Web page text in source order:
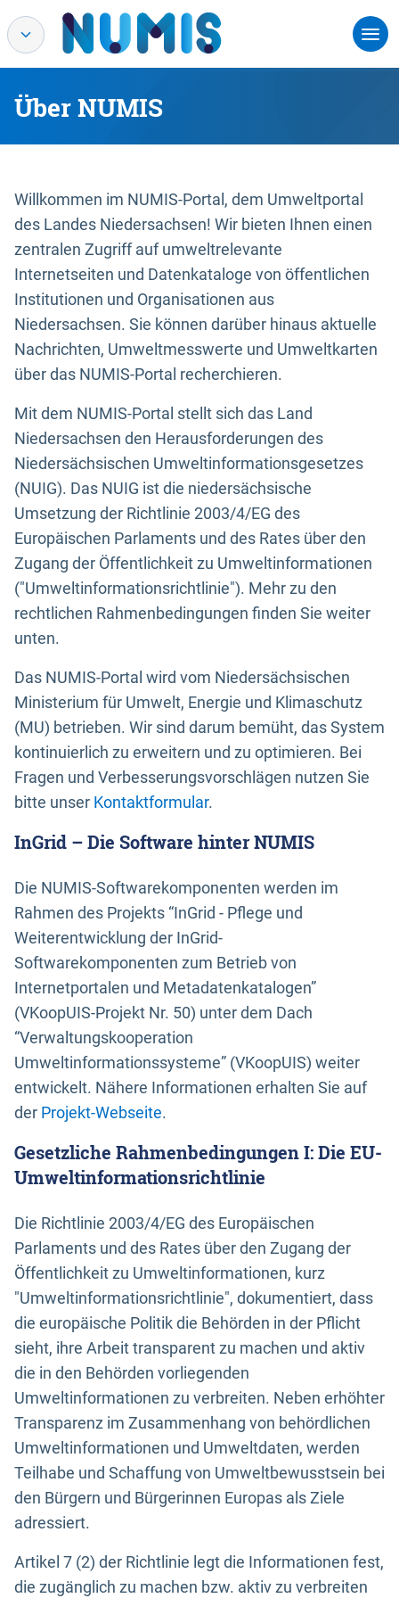
Über NUMIS
Willkommen im NUMIS-Portal, dem Umweltportal
des Landes Niedersachsen! Wir bieten Ihnen einen
zentralen Zugriff auf umweltrelevante
Internetseiten und Datenkataloge von öffentlichen
Institutionen und Organisationen aus
Niedersachsen. Sie können darüber hinaus aktuelle
Nachrichten, Umweltmesswerte und Umweltkarten
über das NUMIS-Portal recherchieren.
Mit dem NUMIS-Portal stellt sich das Land
Niedersachsen den Herausforderungen des
Niedersächsischen Umweltinformationsgesetzes
(NUIG). Das NUIG ist die niedersächsische
Umsetzung der Richtlinie 2003/4/EG des
Europäischen Parlaments und des Rates über den
Zugang der Öffentlichkeit zu Umweltinformationen
("Umweltinformationsrichtlinie"). Mehr zu den
rechtlichen Rahmenbedingungen finden Sie weiter
unten.
Das NUMIS-Portal wird vom Niedersächsischen
Ministerium für Umwelt, Energie und Klimaschutz
(MU) betrieben. Wir sind darum bemüht, das System
kontinuierlich zu erweitern und zu optimieren. Bei
Fragen und Verbesserungsvorschlägen nutzen Sie
bitte unser Kontaktformular.
InGrid – Die Software hinter NUMIS
Die NUMIS-Softwarekomponenten werden im
Rahmen des Projekts “InGrid - Pflege und
Weiterentwicklung der InGrid-
Softwarekomponenten zum Betrieb von
Internetportalen und Metadatenkatalogen”
(VKoopUIS-Projekt Nr. 50) unter dem Dach
“Verwaltungskooperation
Umweltinformationssysteme” (VKoopUIS) weiter
entwickelt. Nähere Informationen erhalten Sie auf
der Projekt-Webseite.
Gesetzliche Rahmenbedingungen I: Die EU-
Umweltinformationsrichtlinie
Die Richtlinie 2003/4/EG des Europäischen
Parlaments und des Rates über den Zugang der
Öffentlichkeit zu Umweltinformationen, kurz
"Umweltinformationsrichtlinie", dokumentiert, dass
die europäische Politik die Behörden in der Pflicht
sieht, ihre Arbeit transparent zu machen und aktiv
die in den Behörden vorliegenden
Umweltinformationen zu verbreiten. Neben erhöhter
Transparenz im Zusammenhang von behördlichen
Umweltinformationen und Umweltdaten, werden
Teilhabe und Schaffung von Umweltbewusstsein bei
den Bürgern und Bürgerinnen Europas als Ziele
adressiert.
Artikel 7 (2) der Richtlinie legt die Informationen fest,
die zugänglich zu machen bzw. aktiv zu verbreiten